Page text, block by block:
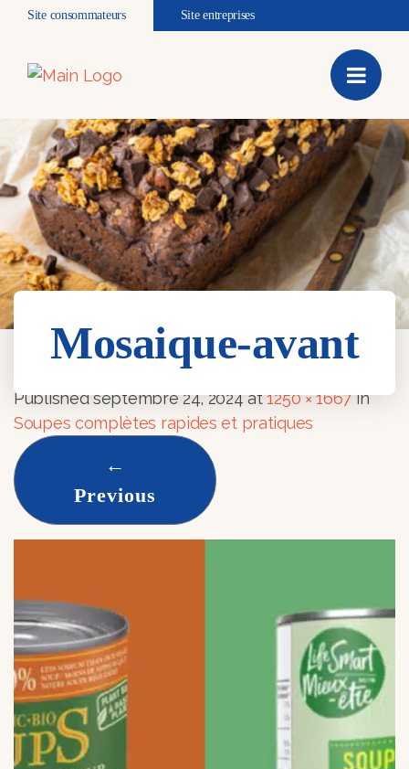
Site consommateurs Site entreprises
Mosaique-avant
Mosaique-avant
Publishedseptembre 24, 2024at1250 × 1667in
Soupes complètes rapides et pratiques
←
Previous